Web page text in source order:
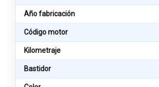
Año fabricación
Código motor
Kilometraje
Bastidor